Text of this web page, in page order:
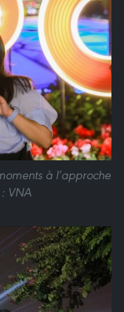
à l’approche
VNA